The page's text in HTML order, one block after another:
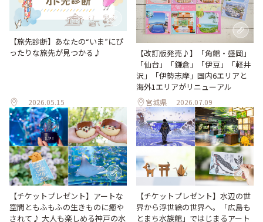
【旅先診断】あなたの“いま”にぴ
ったりな旅先が見つかる♪
2026.05.15
【改訂版発売♪】「角館・盛岡」
「仙台」「鎌倉」「伊豆」「軽井
沢」「伊勢志摩」国内6エリアと
海外1エリアがリニューアル
宮城県 2026.07.09
【チケットプレゼント】アートな
空間ともふもふの生きものに癒や
されて♪ 大人も楽しめる神戸の水
【チケットプレゼント】水辺の世
界から浮世絵の世界へ。「広島も
とまち水族館」ではじまるアート